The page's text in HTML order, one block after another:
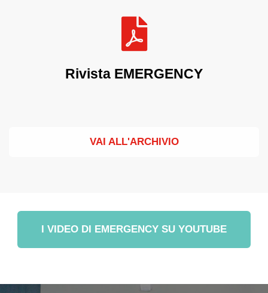
Rivista EMERGENCY
VAI ALL'ARCHIVIO
I VIDEO DI EMERGENCY SU YOUTUBE